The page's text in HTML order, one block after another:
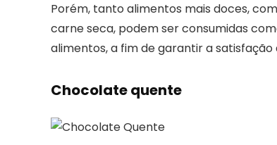
Porém, tanto alimentos mais doces,
carne seca, podem ser consumidas
alimentos, a fim de garantir a satisfação
Chocolate quente